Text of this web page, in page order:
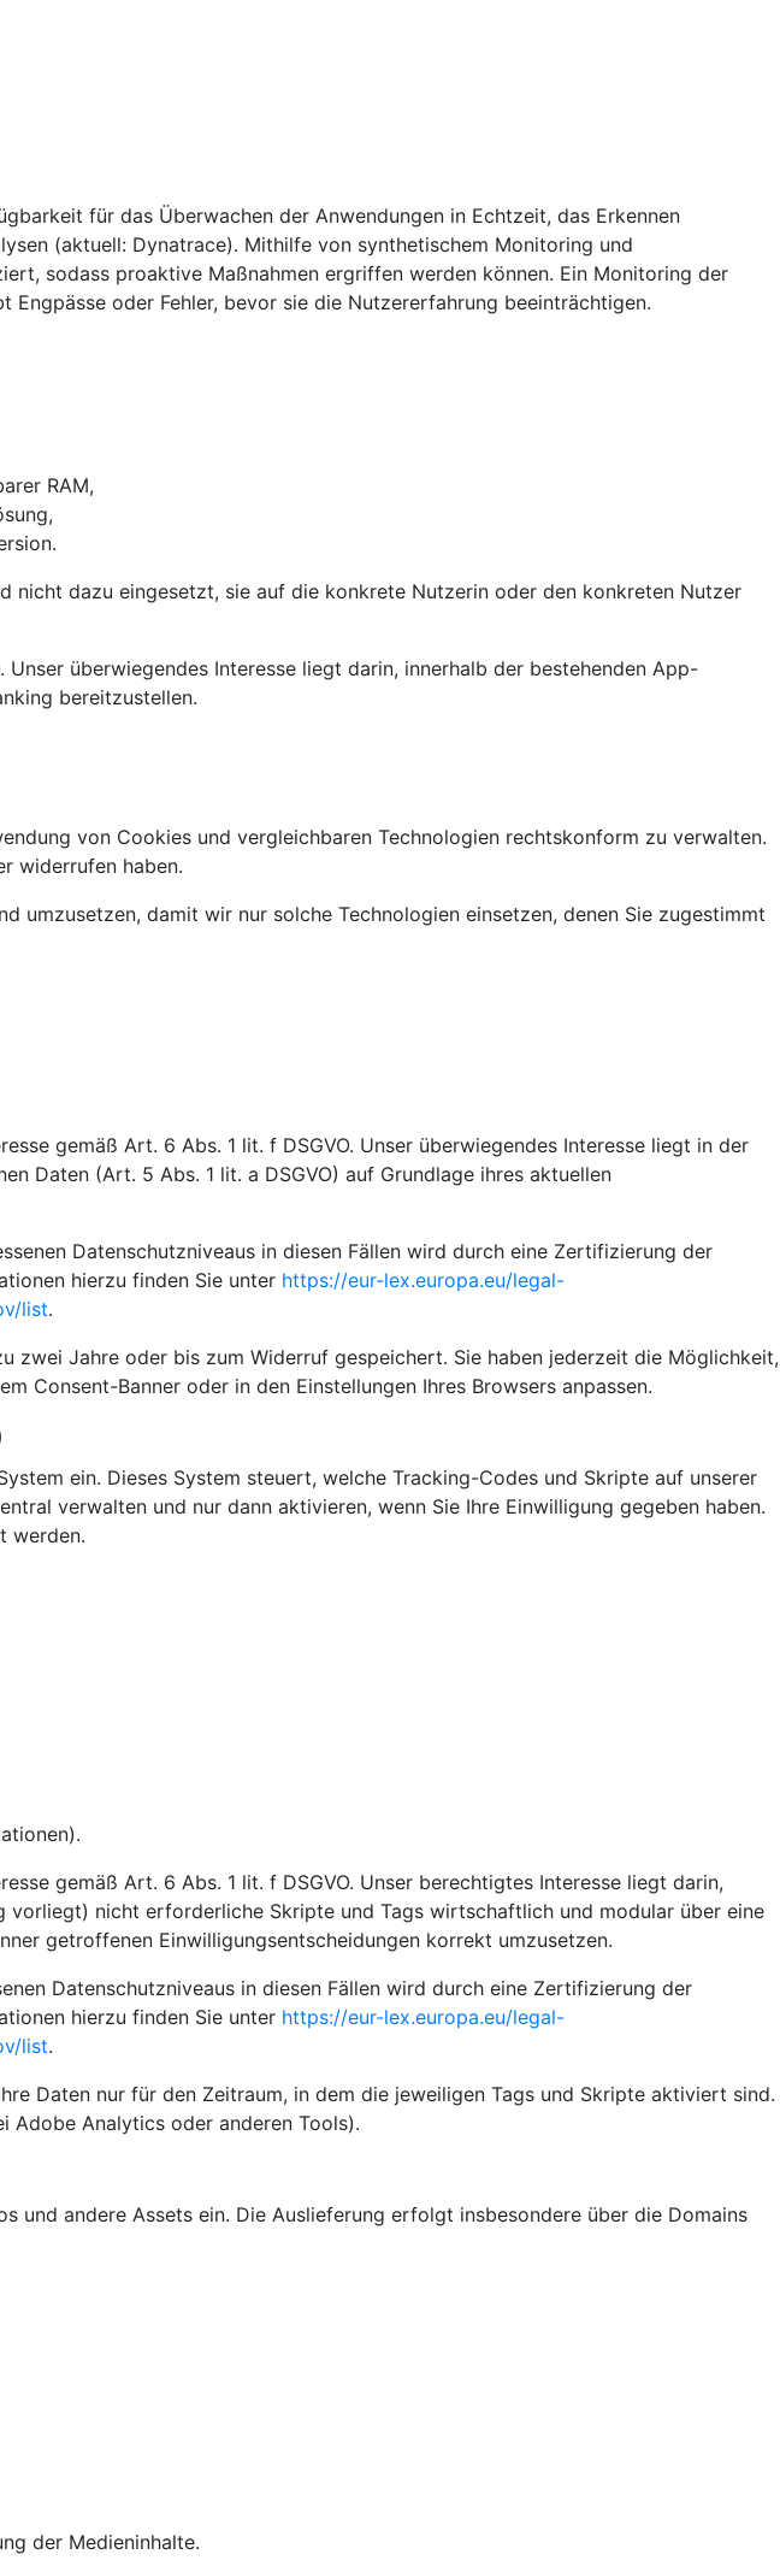
für das Überwachen der Anwendungen in Echtzeit, das Erkennen
(aktuell: Dynatrace). Mithilfe von synthetischem Monitoring und
sodass proaktive Maßnahmen ergriffen werden können. Ein Monitoring der
oder Fehler, bevor sie die Nutzererfahrung beeinträchtigen.
RAM,
dazu eingesetzt, sie auf die konkrete Nutzerin oder den konkreten Nutzer
überwiegendes Interesse liegt darin, innerhalb der bestehenden App-
bereitzustellen.
von Cookies und vergleichbaren Technologien rechtskonform zu verwalten.
widerrufen haben.
umzusetzen, damit wir nur solche Technologien einsetzen, denen Sie zugestimmt
gemäß Art. 6 Abs. 1 lit. f DSGVO. Unser überwiegendes Interesse liegt in der
Daten (Art. 5 Abs. 1 lit. a DSGVO) auf Grundlage ihres aktuellen
Datenschutzniveaus in diesen Fällen wird durch eine Zertifizierung der
hierzu finden Sie unter https://eur-lex.europa.eu/legal-
list.
Jahre oder bis zum Widerruf gespeichert. Sie haben jederzeit die Möglichkeit,
Consent-Banner oder in den Einstellungen Ihres Browsers anpassen.
ein. Dieses System steuert, welche Tracking-Codes und Skripte auf unserer
verwalten und nur dann aktivieren, wenn Sie Ihre Einwilligung gegeben haben.
werden.
gemäß Art. 6 Abs. 1 lit. f DSGVO. Unser berechtigtes Interesse liegt darin,
nicht erforderliche Skripte und Tags wirtschaftlich und modular über eine
getroffenen Einwilligungsentscheidungen korrekt umzusetzen.
Datenschutzniveaus in diesen Fällen wird durch eine Zertifizierung der
hierzu finden Sie unter https://eur-lex.europa.eu/legal-
list.
Daten nur für den Zeitraum, in dem die jeweiligen Tags und Skripte aktiviert sind.
Adobe Analytics oder anderen Tools).
und andere Assets ein. Die Auslieferung erfolgt insbesondere über die Domains
der Medieninhalte.